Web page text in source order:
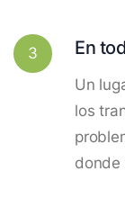
3 En
Un
los
donde